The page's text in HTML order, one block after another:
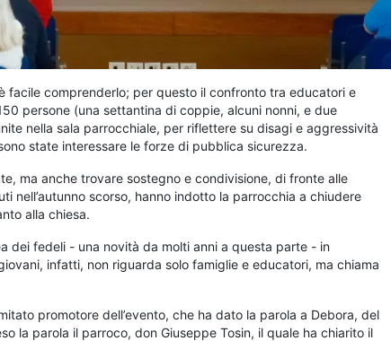
facile comprenderlo; per questo il confronto tra educatori e
persone (una settantina di coppie, alcuni nonni, e due
nella sala parrocchiale, per riflettere su disagi e aggressività
state interessare le forze di pubblica sicurezza.
ma anche trovare sostegno e condivisione, di fronte alle
scorso, hanno indotto la parrocchia a chiudere
alla chiesa.
dei fedeli - una novità da molti anni a questa parte - in
infatti, non riguarda solo famiglie e educatori, ma chiama
promotore dell’evento, che ha dato la parola a Debora, del
la parola il parroco, don Giuseppe Tosin, il quale ha chiarito il